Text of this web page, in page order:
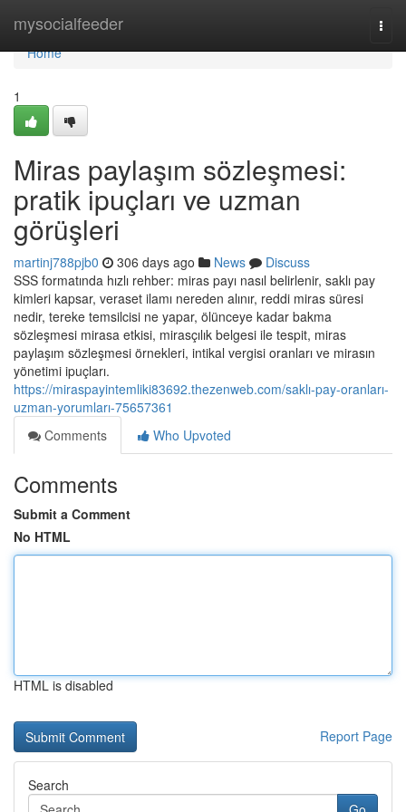
mysocialfeeder
Home
Home
1
Miras paylaşım sözleşmesi:
pratik ipuçları ve uzman
görüşleri
martinj788pjb0 306 days ago News
Discuss
SSS formatında hızlı rehber: miras payı nasıl belirlenir, saklı pay
kimleri kapsar, veraset ilamı nereden alınır, reddi miras süresi
nedir, tereke temsilcisi ne yapar, ölünceye kadar bakma
sözleşmesi mirasa etkisi, mirasçılık belgesi ile tespit, miras
paylaşım sözleşmesi örnekleri, intikal vergisi oranları ve mirasın
yönetimi ipuçları.
https://miraspayintemliki83692.thezenweb.com/saklı-pay-oranları-
uzman-yorumları-75657361
Comments
Who Upvoted
Comments
Submit a Comment
No HTML
HTML is disabled
Report Page
Search